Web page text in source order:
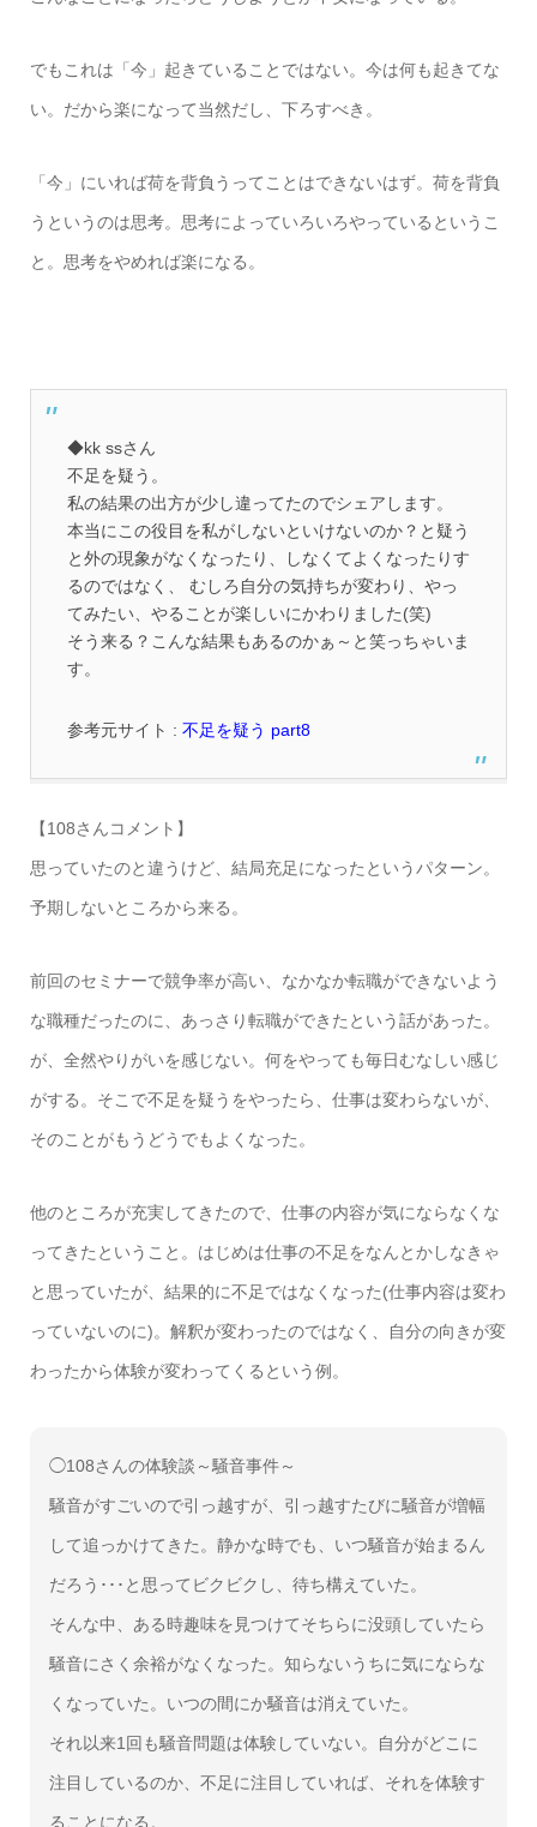
でもこれは「今」起きていることではない。今は何も起きてな
い。だから楽になって当然だし、下ろすべき。
「今」にいれば荷を背負うってことはできないはず。荷を背負
うというのは思考。思考によっていろいろやっているというこ
と。思考をやめれば楽になる。
◆kk ssさん
不足を疑う。
私の結果の出方が少し違ってたのでシェアします。
本当にこの役目を私がしないといけないのか？と疑う
と外の現象がなくなったり、しなくてよくなったりす
るのではなく、
むしろ自分の気持ちが変わり、やっ
てみたい、やることが楽しいにかわりました(笑)
そう来る？こんな結果もあるのかぁ～と笑っちゃいま
す。
参考元サイト : 不足を疑う part8
【108さんコメント】
思っていたのと違うけど、結局充足になったというパターン。
予期しないところから来る。
前回のセミナーで競争率が高い、なかなか転職ができないよう
な職種だったのに、あっさり転職ができたという話があった。
が、全然やりがいを感じない。何をやっても毎日むなしい感じ
がする。そこで不足を疑うをやったら、仕事は変わらないが、
そのことがもうどうでもよくなった。
他のところが充実してきたので、仕事の内容が気にならなくな
ってきたということ。はじめは仕事の不足をなんとかしなきゃ
と思っていたが、結果的に不足ではなくなった(仕事内容は変わ
っていないのに)。解釈が変わったのではなく、自分の向きが変
わったから体験が変わってくるという例。
◯108さんの体験談～騒音事件～
騒音がすごいので引っ越すが、引っ越すたびに騒音が増幅
して追っかけてきた。静かな時でも、いつ騒音が始まるん
だろう･･･と思ってビクビクし、待ち構えていた。
そんな中、ある時趣味を見つけてそちらに没頭していたら
騒音にさく余裕がなくなった。知らないうちに気にならな
くなっていた。いつの間にか騒音は消えていた。
それ以来1回も騒音問題は体験していない。自分がどこに
注目しているのか、不足に注目していれば、それを体験す
ることになる。